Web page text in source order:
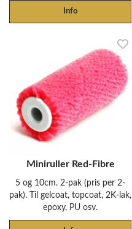
Info
Miniruller Red-Fibre
5 og 10cm. 2-pak (pris per 2-
pak). Til gelcoat, topcoat, 2K-lak,
epoxy, PU osv.